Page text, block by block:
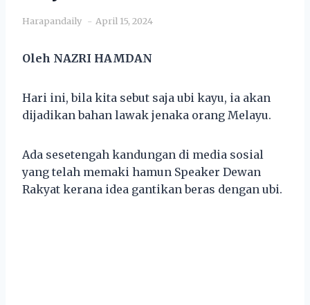
Harapandaily April 15, 2024
Oleh NAZRI HAMDAN
Hari ini, bila kita sebut saja ubi kayu, ia akan
dijadikan bahan lawak jenaka orang Melayu.
Ada sesetengah kandungan di media sosial
yang telah memaki hamun Speaker Dewan
Rakyat kerana idea gantikan beras dengan ubi.